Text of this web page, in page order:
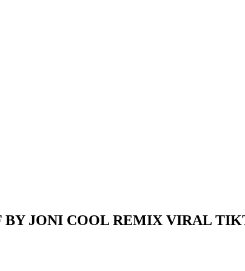
JONI COOL REMIX VIRAL